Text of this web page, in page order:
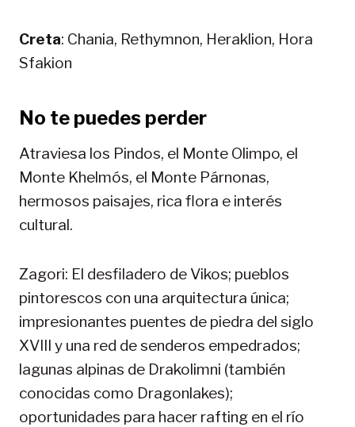
Creta: Chania, Rethymnon, Heraklion, Hora
Sfakion
No te puedes perder
Atraviesa los Pindos, el Monte Olimpo, el
Monte Khelmós, el Monte Párnonas,
hermosos paisajes, rica flora e interés
cultural.
Zagori: El desfiladero de Vikos; pueblos
pintorescos con una arquitectura única;
impresionantes puentes de piedra del siglo
XVIII y una red de senderos empedrados;
lagunas alpinas de Drakolimni (también
conocidas como Dragonlakes);
oportunidades para hacer rafting en el río